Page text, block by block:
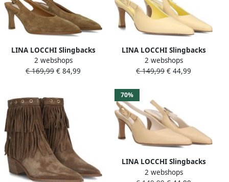
LINA LOCCHI Slingbacks
Dames Az12 Maat: 41
Materiaal: Suède Kleur:
2 webshops
€ 169,99 € 84,99
LINA LOCCHI Slingbacks
Dames Au263 Maat: 40
Materiaal: Leer Kleur: Beige
2 webshops
€ 149,99 € 44,99
70%
LINA LOCCHI Slingbacks
Dames Au263 Maat: 39
2 webshops